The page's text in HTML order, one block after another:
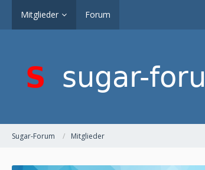
Mitglieder Forum
Sugar-Forum Mitglieder